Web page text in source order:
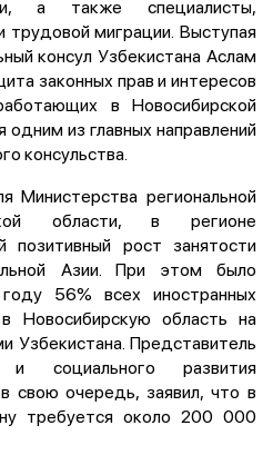
а также специалисты,
миграции. Выступая
консул Узбекистана Аслам
законных прав и интересов
в Новосибирской
одним из главных направлений
консульства.
Министерства региональной
области, в регионе
позитивный рост занятости
Азии. При этом было
56% всех иностранных
Новосибирскую область на
Узбекистана. Представитель
социального развития
свою очередь, заявил, что в
требуется около 200 000